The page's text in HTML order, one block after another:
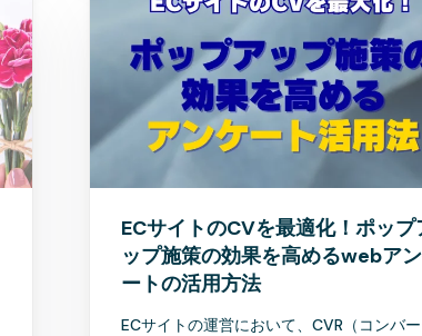
ECサイトのCVを最適化！ポップ
ップ施策の効果を高めるwebア
ートの活用方法
ECサイトの運営において、CVR（コンバ